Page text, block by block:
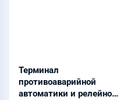
Терминал
противоаварийной
автоматики и релейной